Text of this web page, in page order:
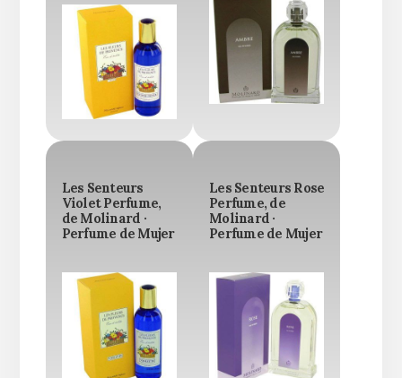
Les Senteurs
Violet Perfume,
de Molinard ·
Perfume de Mujer
Les Senteurs Rose
Perfume, de
Molinard ·
Perfume de Mujer